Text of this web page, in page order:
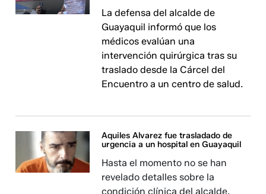
La defensa del alcalde de
Guayaquil informó que los
médicos evalúan una
intervención quirúrgica tras su
traslado desde la Cárcel del
Encuentro a un centro de salud.
Aquiles Alvarez fue trasladado de
urgencia a un hospital en Guayaquil
Hasta el momento no se han
revelado detalles sobre la
condición clínica del alcalde.